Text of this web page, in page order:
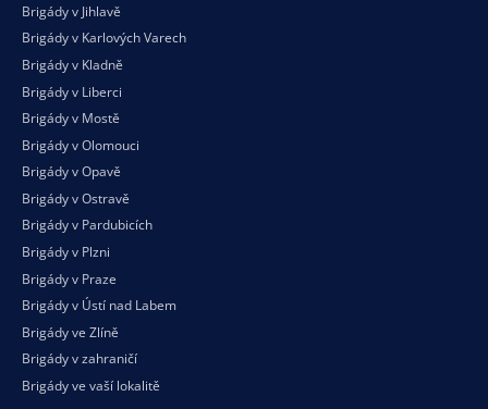
Brigády v Jihlavě
Brigády v Karlových Varech
Brigády v Kladně
Brigády v Liberci
Brigády v Mostě
Brigády v Olomouci
Brigády v Opavě
Brigády v Ostravě
Brigády v Pardubicích
Brigády v Plzni
Brigády v Praze
Brigády v Ústí nad Labem
Brigády ve Zlíně
Brigády v zahraničí
Brigády ve vaší lokalitě